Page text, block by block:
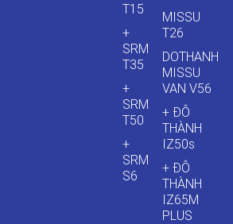
T15
+
SRM
T35
+
SRM
T50
+
SRM
S6
MISSU
T26
DOTHANH
MISSU
VAN V56
+ ĐÔ
THÀNH
IZ50s
+ ĐÔ
THÀNH
IZ65M
PLUS